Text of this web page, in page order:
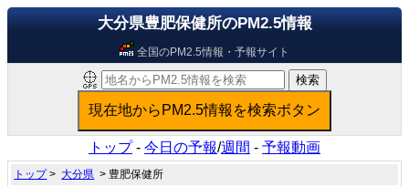
大分県豊肥保健所のPM2.5情報
全国のPM2.5情報・予報サイト
トップ- 今日の予報/週間 - 予報動画
トップ>大分県 > 豊肥保健所